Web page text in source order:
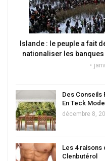
Islande : le peuple a fait
nationaliser les
Des Conseils
En Teck
décembre 8,
Les 4 raisons
Clenbutérol